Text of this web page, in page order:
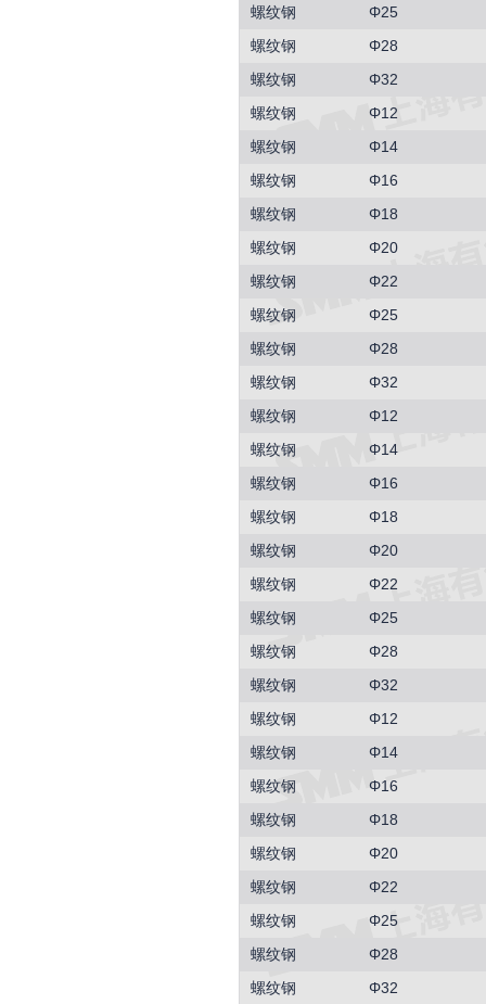
螺纹钢
Φ25
螺纹钢
Φ28
螺纹钢
Φ32
螺纹钢
Φ12
螺纹钢
Φ14
螺纹钢
Φ16
螺纹钢
Φ18
螺纹钢
Φ20
螺纹钢
Φ22
螺纹钢
Φ25
螺纹钢
Φ28
螺纹钢
Φ32
螺纹钢
Φ12
螺纹钢
Φ14
螺纹钢
Φ16
螺纹钢
Φ18
螺纹钢
Φ20
螺纹钢
Φ22
螺纹钢
Φ25
螺纹钢
Φ28
螺纹钢
Φ32
螺纹钢
Φ12
螺纹钢
Φ14
螺纹钢
Φ16
螺纹钢
Φ18
螺纹钢
Φ20
螺纹钢
Φ22
螺纹钢
Φ25
螺纹钢
Φ28
螺纹钢
Φ32